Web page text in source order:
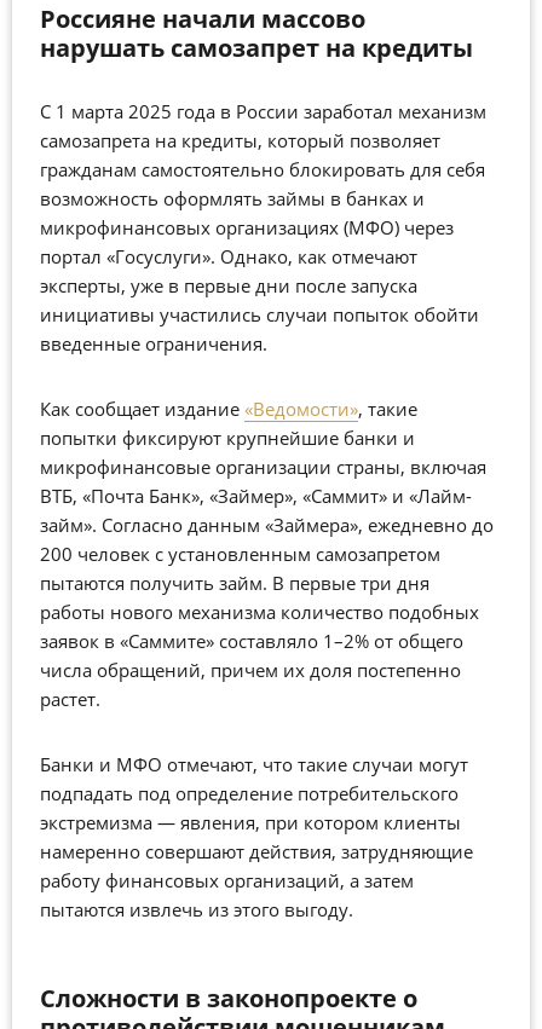
Россияне начали массово
нарушать самозапрет на кредиты
С 1 марта 2025 года в России заработал механизм
самозапрета на кредиты, который позволяет
гражданам самостоятельно блокировать для себя
возможность оформлять займы в банках и
микрофинансовых организациях (МФО) через
портал «Госуслуги». Однако, как отмечают
эксперты, уже в первые дни после запуска
инициативы участились случаи попыток обойти
введенные ограничения.
Как сообщает издание «Ведомости», такие
попытки фиксируют крупнейшие банки и
микрофинансовые организации страны, включая
ВТБ, «Почта Банк», «Займер», «Саммит» и «Лайм-
займ». Согласно данным «Займера», ежедневно до
200 человек с установленным самозапретом
пытаются получить займ. В первые три дня
работы нового механизма количество подобных
заявок в «Саммите» составляло 1–2% от общего
числа обращений, причем их доля постепенно
растет.
Банки и МФО отмечают, что такие случаи могут
подпадать под определение потребительского
экстремизма — явления, при котором клиенты
намеренно совершают действия, затрудняющие
работу финансовых организаций, а затем
пытаются извлечь из этого выгоду.
Сложности в законопроекте о